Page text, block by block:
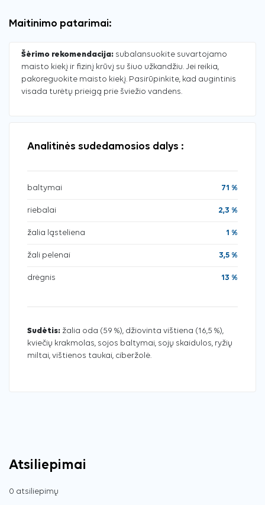
Maitinimo patarimai:
Šėrimo rekomendacija: subalansuokite suvartojamo
maisto kiekį ir fizinį krūvį su šiuo užkandžiu. Jei reikia,
pakoreguokite maisto kiekį. Pasirūpinkite, kad augintinis
visada turėtų prieigą prie šviežio vandens.
Analitinės sudedamosios dalys :
baltymai 71 %
riebalai 2,3 %
žalia ląsteliena 1 %
žali pelenai 3,5 %
drėgnis 13 %
Sudėtis: žalia oda (59 %), džiovinta vištiena (16,5 %),
kviečių krakmolas, sojos baltymai, sojų skaidulos, ryžių
miltai, vištienos taukai, ciberžolė.
Atsiliepimai
0 atsiliepimų